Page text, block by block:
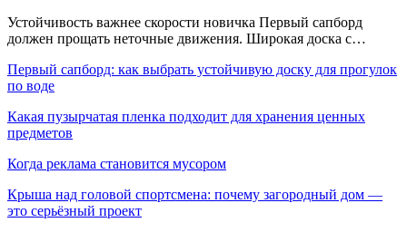
Устойчивость важнее скорости новичка Первый сапборд
должен прощать неточные движения. Широкая доска с…
Первый сапборд: как выбрать устойчивую доску для прогулок
по воде
Какая пузырчатая пленка подходит для хранения ценных
предметов
Когда реклама становится мусором
Крыша над головой спортсмена: почему загородный дом —
это серьёзный проект